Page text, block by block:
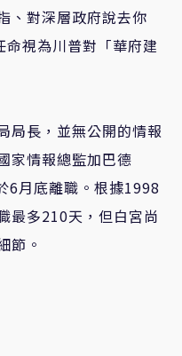
、對深層政府說去你
命視為川普對「華府建
局長，並無公開的情報
家情報總監加巴德
6月底離職。根據1998
最多210天，但白宮尚
節。